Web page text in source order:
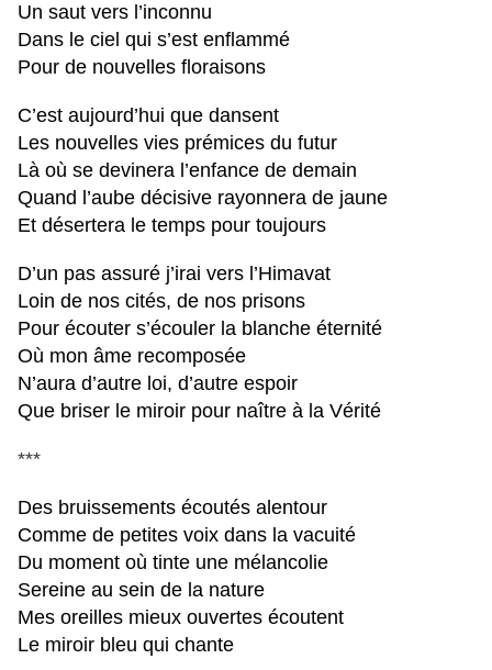
Un saut vers l’inconnu
Dans le ciel qui s’est enflammé
Pour de nouvelles floraisons
C’est aujourd’hui que dansent
Les nouvelles vies prémices du futur
Là où se devinera l’enfance de demain
Quand l’aube décisive rayonnera de jaune
Et désertera le temps pour toujours
D’un pas assuré j’irai vers l’Himavat
Loin de nos cités, de nos prisons
Pour écouter s’écouler la blanche éternité
Où mon âme recomposée
N’aura d’autre loi, d’autre espoir
Que briser le miroir pour naître à la Vérité
***
Des bruissements écoutés alentour
Comme de petites voix dans la vacuité
Du moment où tinte une mélancolie
Sereine au sein de la nature
Mes oreilles mieux ouvertes écoutent
Le miroir bleu qui chante